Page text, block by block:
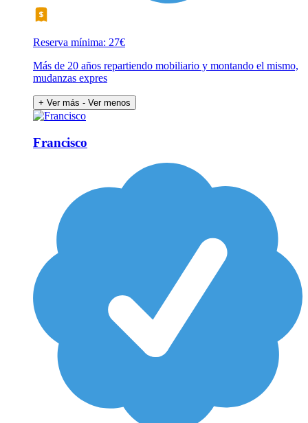
Reserva mínima: 27€
Más de 20 años repartiendo mobiliario y montando el mismo,
mudanzas expres
+ Ver más - Ver menos
Francisco